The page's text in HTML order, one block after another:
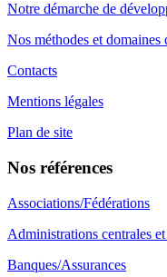
Notre démarche de
Nos méthodes et domaines
Contacts
Mentions légales
Plan de site
Nos références
Associations/Fédérations
Administrations centrales
Banques/Assurances